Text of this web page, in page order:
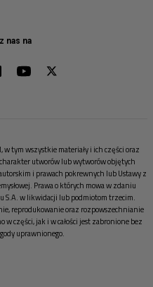
nas na
tym wszystkie materiały i ich części oraz
utworów lub wytworów objętych
i prawach pokrewnych lub Ustawy z
Prawa o których mowa w zdaniu
S.A. w likwidacji lub podmiotom trzecim.
reprodukowanie oraz rozpowszechnianie
w części, jak i w całości jest zabronione bez
uprawnionego.